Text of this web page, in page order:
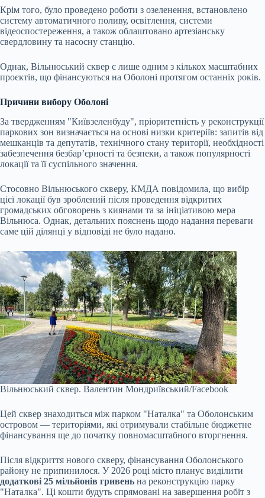
Крім того, було проведено роботи з озеленення, встановлено
систему автоматичного поливу, освітлення, системи
відеоспостереження, а також облаштовано артезіанську
свердловину та насосну станцію.
Однак, Вільнюський сквер є лише одним з кількох масштабних
проєктів, що фінансуються на Оболоні протягом останніх років.
Причини вибору Оболоні
За твердженням "Київзеленбуду", пріоритетність у реконструкції
паркових зон визначається на основі низки критеріїв: запитів від
мешканців та депутатів, технічного стану території, необхідності
забезпечення безбар’єрності та безпеки, а також популярності
локації та її суспільного значення.
Стосовно Вільнюського скверу, КМДА повідомила, що вибір
цієї локації був зроблений після проведення відкритих
громадських обговорень з киянами та за ініціативою мера
Вільнюса. Однак, детальних пояснень щодо надання переваги
саме цій ділянці у відповіді не було надано.
Вільнюський сквер. Валентин Мондриївський/Facebook
Цей сквер знаходиться між парком "Наталка" та Оболонським
островом — територіями, які отримували стабільне бюджетне
фінансування ще до початку повномасштабного вторгнення.
Після відкриття нового скверу, фінансування Оболонського
району не припинилося. У 2026 році місто планує виділити
додаткові 25 мільйонів гривень на реконструкцію парку
"Наталка". Ці кошти будуть спрямовані на завершення робіт з